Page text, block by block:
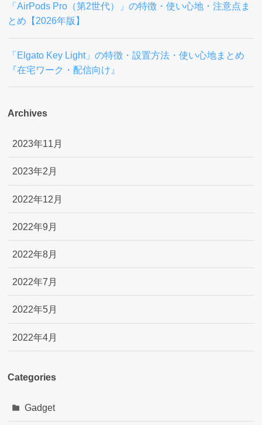
「AirPods Pro（第2世代）」の特徴・使い心地・注意点ま
とめ【2026年版】
「Elgato Key Light」の特徴・設置方法・使い心地まとめ
『在宅ワーク・配信向け』
Archives
2023年11月
2023年2月
2022年12月
2022年9月
2022年8月
2022年7月
2022年5月
2022年4月
Categories
Gadget